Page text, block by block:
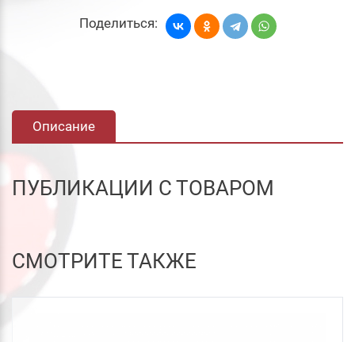
Поделиться:
Описание
ПУБЛИКАЦИИ С ТОВАРОМ
СМОТРИТЕ ТАКЖЕ